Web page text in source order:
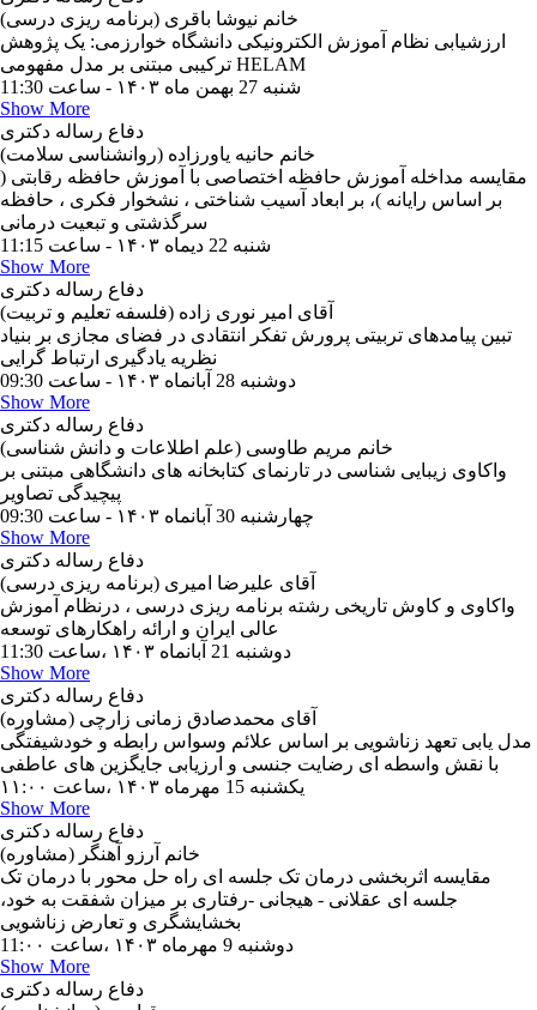
خانم نیوشا باقری (برنامه ریزی درسی)
ارزشیابی نظام آموزش الکترونیکی دانشگاه خوارزمی: یک پژوهش
ترکیبی مبتنی بر مدل مفهومی HELAM
شنبه 27 بهمن ماه ۱۴۰۳ - ساعت 11:30
Show More
دفاع رساله دکتری
خانم حانیه یاورزاده (روانشناسی سلامت)
مقایسه مداخله آموزش حافظه اختصاصی با آموزش حافظه رقابتی (
بر اساس رایانه )، بر ابعاد آسیب شناختی ، نشخوار فکری ، حافظه
سرگذشتی و تبعیت درمانی
شنبه 22 دیماه ۱۴۰۳ - ساعت 11:15
Show More
دفاع رساله دکتری
آقای امیر نوری زاده (فلسفه تعلیم و تربیت)
تبین پیامدهای تربیتی پرورش تفکر انتقادی در فضای مجازی بر بنیاد
نظریه یادگیری ارتباط گرایی
دوشنبه 28 آبانماه ۱۴۰۳ - ساعت 09:30
Show More
دفاع رساله دکتری
خانم مریم طاوسی (علم اطلاعات و دانش شناسی)
واکاوی زیبایی شناسی در تارنمای کتابخانه های دانشگاهی مبتنی بر
پیچیدگی تصاویر
چهارشنبه 30 آبانماه ۱۴۰۳ - ساعت 09:30
Show More
دفاع رساله دکتری
آقای علیرضا امیری (برنامه ریزی درسی)
واکاوی و کاوش تاریخی رشته برنامه ریزی درسی ، درنظام آموزش
عالی ایران و ارائه راهکارهای توسعه
دوشنبه 21 آبانماه ۱۴۰۳ ،ساعت 11:30
Show More
دفاع رساله دکتری
آقای محمدصادق زمانی زارچی (مشاوره)
مدل یابی تعهد زناشویی بر اساس علائم وسواس رابطه و خودشیفتگی
با نقش واسطه ای رضایت جنسی و ارزیابی جایگزین های عاطفی
یکشنبه 15 مهرماه ۱۴۰۳ ،ساعت ۱۱:۰۰
Show More
دفاع رساله دکتری
خانم آرزو آهنگر (مشاوره)
مقایسه اثربخشی درمان تک جلسه ای راه حل محور با درمان تک
جلسه ای عقلانی - هیجانی -رفتاری بر میزان شفقت به خود،
بخشایشگری و تعارض زناشویی
دوشنبه 9 مهرماه ۱۴۰۳ ،ساعت 11:۰۰
Show More
دفاع رساله دکتری